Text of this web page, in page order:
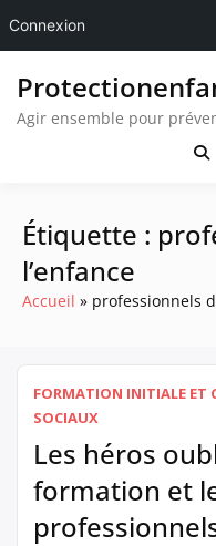
contenu
Agir ensemble pour
Étiquette :
l’enfance
Accueil professionnels
FORMATION INITIALE ET
SOCIAUX
Les héros
formation et
Connexion